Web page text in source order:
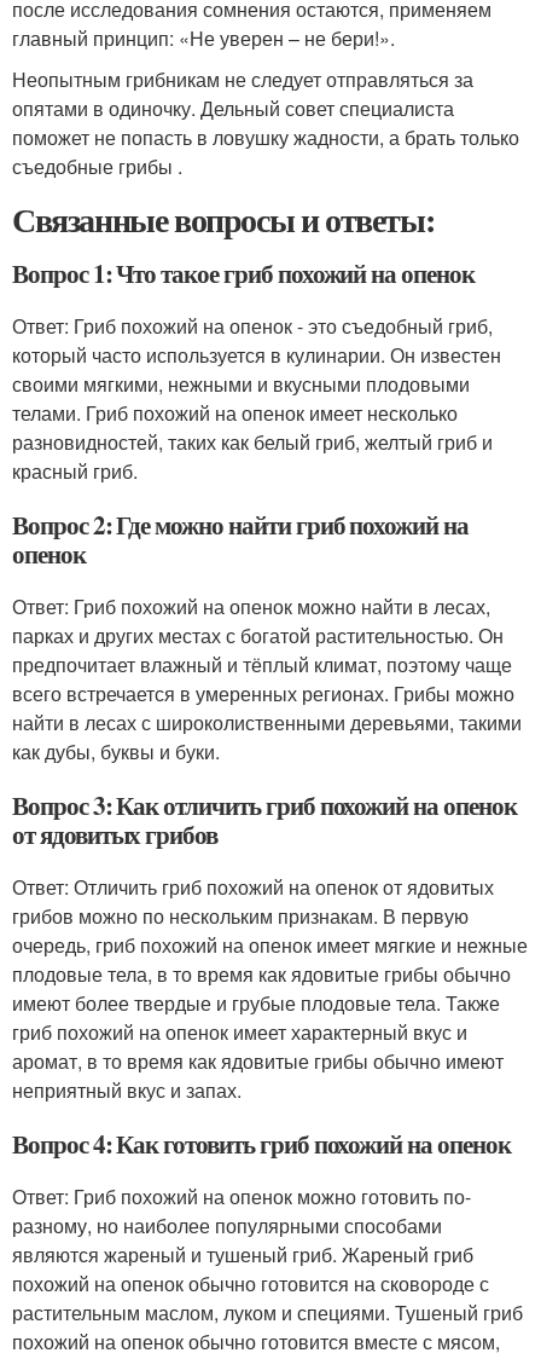
после исследования сомнения остаются, применяем
главный принцип: «Не уверен – не бери!».
Неопытным грибникам не следует отправляться за
опятами в одиночку. Дельный совет специалиста
поможет не попасть в ловушку жадности, а брать только
съедобные грибы .
Связанные вопросы и ответы:
Вопрос 1: Что такое гриб похожий на опенок
Ответ: Гриб похожий на опенок - это съедобный гриб,
который часто используется в кулинарии. Он известен
своими мягкими, нежными и вкусными плодовыми
телами. Гриб похожий на опенок имеет несколько
разновидностей, таких как белый гриб, желтый гриб и
красный гриб.
Вопрос 2: Где можно найти гриб похожий на
опенок
Ответ: Гриб похожий на опенок можно найти в лесах,
парках и других местах с богатой растительностью. Он
предпочитает влажный и тёплый климат, поэтому чаще
всего встречается в умеренных регионах. Грибы можно
найти в лесах с широколиственными деревьями, такими
как дубы, буквы и буки.
Вопрос 3: Как отличить гриб похожий на опенок
от ядовитых грибов
Ответ: Отличить гриб похожий на опенок от ядовитых
грибов можно по нескольким признакам. В первую
очередь, гриб похожий на опенок имеет мягкие и нежные
плодовые тела, в то время как ядовитые грибы обычно
имеют более твердые и грубые плодовые тела. Также
гриб похожий на опенок имеет характерный вкус и
аромат, в то время как ядовитые грибы обычно имеют
неприятный вкус и запах.
Вопрос 4: Как готовить гриб похожий на опенок
Ответ: Гриб похожий на опенок можно готовить по-
разному, но наиболее популярными способами
являются жареный и тушеный гриб. Жареный гриб
похожий на опенок обычно готовится на сковороде с
растительным маслом, луком и специями. Тушеный гриб
похожий на опенок обычно готовится вместе с мясом,